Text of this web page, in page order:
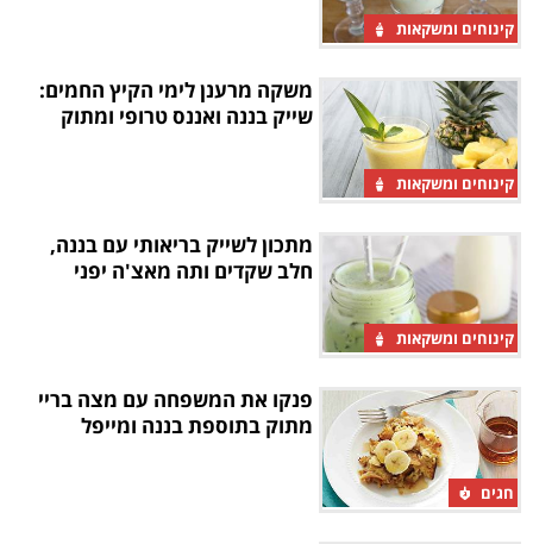
קינוחים ומשקאות
קינוחים ומשקאות
משקה מרענן לימי הקיץ החמים:
שייק בננה ואננס טרופי ומתוק
קינוחים ומשקאות
מתכון לשייק בריאותי עם בננה,
חלב שקדים ותה מאצ'ה יפני
חגים
פנקו את המשפחה עם מצה בריי
מתוק בתוספת בננה ומייפל